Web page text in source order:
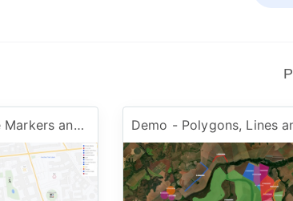
Demo - Simple Markers and Images